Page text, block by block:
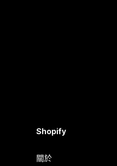
Shopify
關於